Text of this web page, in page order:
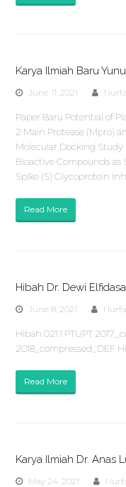
Karya Ilmiah Baru
June 11, 2021
Paper Baru Potential of
2 Main Protease (Mpro)
Molecular Docking
Bioactive Compounds as
Spike (S) Glycoprotein
Read More
Hibah Dr. Dewi
June 8, 2021
Hibah 021.1 PTUPT
2018_compressed_DEF
Read More
Karya Ilmiah Dr. Anas
May 24, 2021